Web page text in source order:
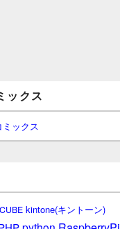
ックス
ックス
kintone(キントーン)